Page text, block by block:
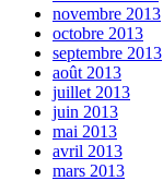
novembre 2013
octobre 2013
septembre 2013
août 2013
juillet 2013
juin 2013
mai 2013
avril 2013
mars 2013